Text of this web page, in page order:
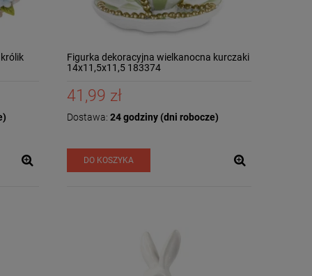
Figurka dekoracyjna wielkanocna kurczaki
14x11,5x11,5 183374
41,99 zł
Dostawa: 24 godziny (dni robocze)
DO KOSZYKA